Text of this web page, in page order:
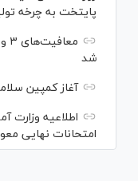
پایتخت به چرخه
شد
آغاز کمپین
اطلاعیه وزارت
امتحانات نهایی معوق در ۴ استان